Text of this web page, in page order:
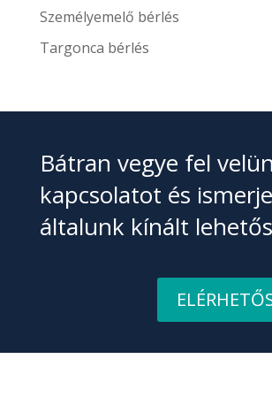
Személyemelő bérlés
Targonca bérlés
Bátran vegye fel
kapcsolatot és
általunk kínált